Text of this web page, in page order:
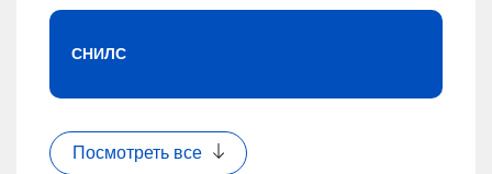
СНИЛС
Посмотреть все